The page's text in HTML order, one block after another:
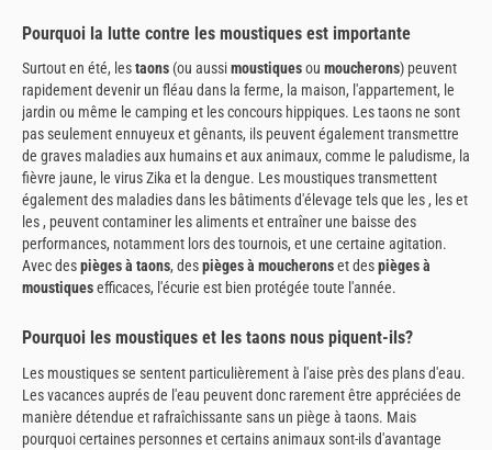
Pourquoi la lutte contre les moustiques est importante
Surtout en été, lestaons (ou aussimoustiquesou moucherons) peuvent
rapidement devenir un fléau dans la ferme, la maison, l'appartement, le
jardin ou même le camping et les concours hippiques. Les taons ne sont
pas seulement ennuyeux et gênants, ils peuvent également transmettre
de graves maladies aux humains et aux animaux, comme le paludisme, la
fièvre jaune, le virus Zika et la dengue. Les moustiques transmettent
également des maladies dans les bâtiments d'élevage tels que les , les et
les , peuvent contaminer les aliments et entraîner une baisse des
performances, notamment lors des tournois, et une certaine agitation.
Avec despièges à taons, despièges à moucheronset despièges à
moustiquesefficaces, l'écurie est bien protégée toute l'année.
Pourquoi les moustiques et les taons nous piquent-ils?
Les moustiques se sentent particulièrement à l'aise près des plans d'eau.
Les vacances auprés de l'eau peuvent donc rarement être appréciées de
manière détendue et rafraîchissante sans un piège à taons. Mais
pourquoi certaines personnes et certains animaux sont-ils d'avantage